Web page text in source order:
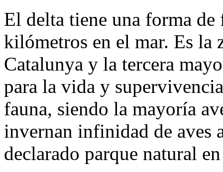
El delta tiene una forma
kilómetros en el mar. Es la
Catalunya y la tercera
para la vida y
fauna, siendo la mayoría
invernan infinidad de aves
declarado parque natural